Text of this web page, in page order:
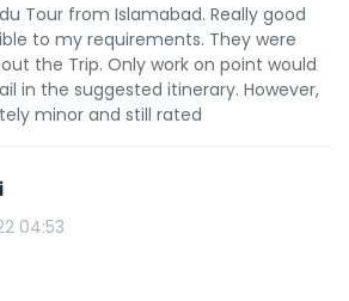
Tour from Islamabad. Really good
to my requirements. They were
the Trip. Only work on point would
in the suggested itinerary. However,
minor and still rated
04:53